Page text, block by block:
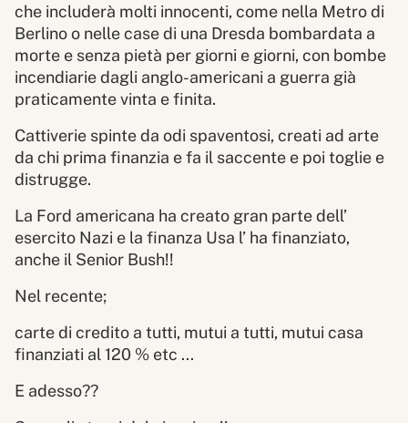
che includerà molti innocenti, come nella Metro di
Berlino o nelle case di una Dresda bombardata a
morte e senza pietà per giorni e giorni, con bombe
incendiarie dagli anglo-americani a guerra già
praticamente vinta e finita.
Cattiverie spinte da odi spaventosi, creati ad arte
da chi prima finanzia e fa il saccente e poi toglie e
distrugge.
La Ford americana ha creato gran parte dell’
esercito Nazi e la finanza Usa l’ ha finanziato,
anche il Senior Bush!!
Nel recente;
carte di credito a tutti, mutui a tutti, mutui casa
finanziati al 120 % etc ...
E adesso??